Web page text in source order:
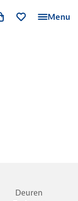
Menu
Deuren